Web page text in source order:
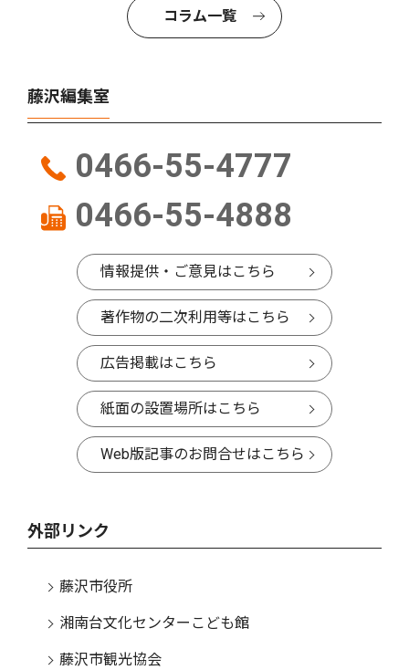
コラム一覧
藤沢編集室
0466-55-4777
0466-55-4888
情報提供・ご意見はこちら
著作物の二次利用等はこちら
広告掲載はこちら
紙面の設置場所はこちら
Web版記事のお問合せはこちら
外部リンク
藤沢市役所
湘南台文化センターこども館
藤沢市観光協会